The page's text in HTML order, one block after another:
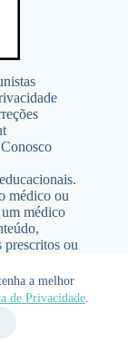
a melhor
de Privacidade.
médico ou
médico
prescritos ou
ou estilo de
grupo
0001-80